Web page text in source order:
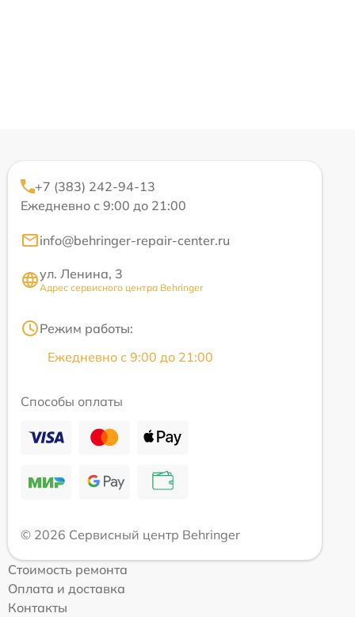
+7 (383) 242-94-13
Ежедневно с 9:00 до 21:00
info@behringer-repair-center.ru
ул. Ленина, 3
Адрес сервисного центра Behringer
Режим работы:
Ежедневно с 9:00 до 21:00
Способы оплаты
© 2026 Сервисный центр Behringer
Стоимость ремонта
Оплата и доставка
Контакты